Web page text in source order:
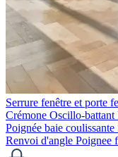
Serrure fenêtre et porte
Crémone Oscillo-battant
Poignée baie coulissante
Renvoi d'angle Poignee